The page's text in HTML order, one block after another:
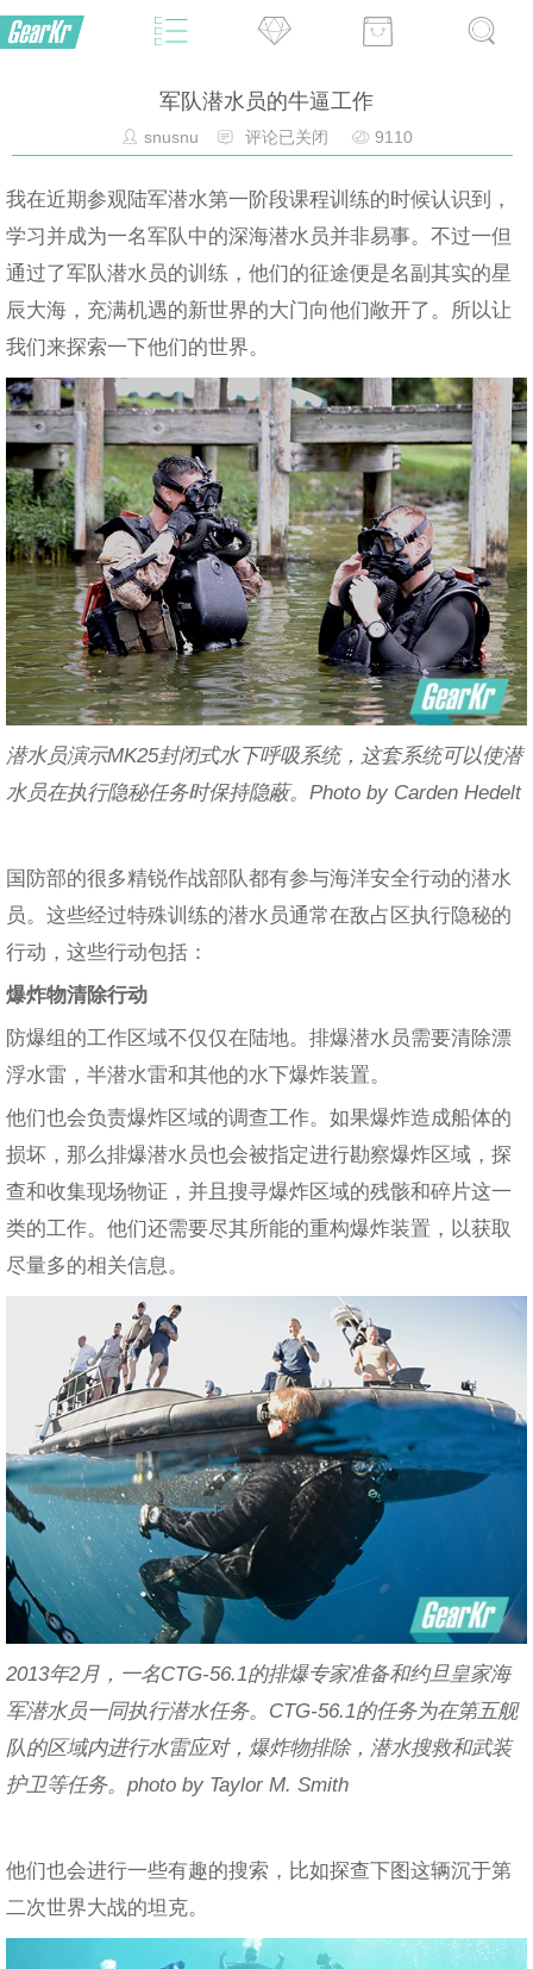
军队潜水员的牛逼工作
snusnu 评论已关闭 9110
我在近期参观陆军潜水第一阶段课程训练的时候认识到，
学习并成为一名军队中的深海潜水员并非易事。不过一但
通过了军队潜水员的训练，他们的征途便是名副其实的星
辰大海，充满机遇的新世界的大门向他们敞开了。所以让
我们来探索一下他们的世界。
潜水员演示MK25封闭式水下呼吸系统，这套系统可以使潜
水员在执行隐秘任务时保持隐蔽。Photo by Carden Hedelt
国防部的很多精锐作战部队都有参与海洋安全行动的潜水
员。这些经过特殊训练的潜水员通常在敌占区执行隐秘的
行动，这些行动包括：
爆炸物清除行动
防爆组的工作区域不仅仅在陆地。排爆潜水员需要清除漂
浮水雷，半潜水雷和其他的水下爆炸装置。
他们也会负责爆炸区域的调查工作。如果爆炸造成船体的
损坏，那么排爆潜水员也会被指定进行勘察爆炸区域，探
查和收集现场物证，并且搜寻爆炸区域的残骸和碎片这一
类的工作。他们还需要尽其所能的重构爆炸装置，以获取
尽量多的相关信息。
2013年2月，一名CTG-56.1的排爆专家准备和约旦皇家海
军潜水员一同执行潜水任务。CTG-56.1的任务为在第五舰
队的区域内进行水雷应对，爆炸物排除，潜水搜救和武装
护卫等任务。photo by Taylor M. Smith
他们也会进行一些有趣的搜索，比如探查下图这辆沉于第
二次世界大战的坦克。